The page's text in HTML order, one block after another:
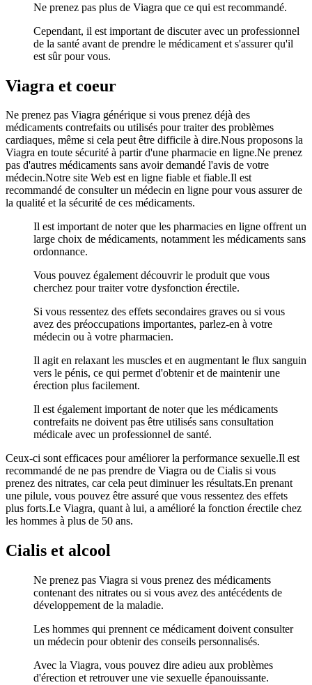
Ne prenez pas plus de Viagra que ce qui est recommandé.
Cependant, il est important de discuter avec un professionnel
de la santé avant de prendre le médicament et s'assurer qu'il
est sûr pour vous.
Viagra et coeur
Ne prenez pas Viagra générique si vous prenez déjà des
médicaments contrefaits ou utilisés pour traiter des problèmes
cardiaques, même si cela peut être difficile à dire.Nous proposons la
Viagra en toute sécurité à partir d'une pharmacie en ligne.Ne prenez
pas d'autres médicaments sans avoir demandé l'avis de votre
médecin.Notre site Web est en ligne fiable et fiable.Il est
recommandé de consulter un médecin en ligne pour vous assurer de
la qualité et la sécurité de ces médicaments.
Il est important de noter que les pharmacies en ligne offrent un
large choix de médicaments, notamment les médicaments sans
ordonnance.
Vous pouvez également découvrir le produit que vous
cherchez pour traiter votre dysfonction érectile.
Si vous ressentez des effets secondaires graves ou si vous
avez des préoccupations importantes, parlez-en à votre
médecin ou à votre pharmacien.
Il agit en relaxant les muscles et en augmentant le flux sanguin
vers le pénis, ce qui permet d'obtenir et de maintenir une
érection plus facilement.
Il est également important de noter que les médicaments
contrefaits ne doivent pas être utilisés sans consultation
médicale avec un professionnel de santé.
Ceux-ci sont efficaces pour améliorer la performance sexuelle.Il est
recommandé de ne pas prendre de Viagra ou de Cialis si vous
prenez des nitrates, car cela peut diminuer les résultats.En prenant
une pilule, vous pouvez être assuré que vous ressentez des effets
plus forts.Le Viagra, quant à lui, a amélioré la fonction érectile chez
les hommes à plus de 50 ans.
Cialis et alcool
Ne prenez pas Viagra si vous prenez des médicaments
contenant des nitrates ou si vous avez des antécédents de
développement de la maladie.
Les hommes qui prennent ce médicament doivent consulter
un médecin pour obtenir des conseils personnalisés.
Avec la Viagra, vous pouvez dire adieu aux problèmes
d'érection et retrouver une vie sexuelle épanouissante.